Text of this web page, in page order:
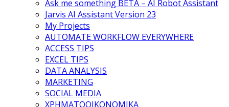
Ask me something BETA – AI Robot Assistant
Jarvis AI Assistant Version 23
My Projects
AUTOMATE WORKFLOW EVERYWHERE
ACCESS TIPS
EXCEL TIPS
DATA ANALYSIS
MARKETING
SOCIAL MEDIA
ΧΡΗΜΑΤΟΟΙΚΟΝΟΜΙΚΑ